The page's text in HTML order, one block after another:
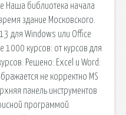
Наша библиотека начала
здание Московского.
для Windows или Office
1000 курсов: от курсов для
Решено: Excel и Word:
не корректно MS
панель инструментов
программой